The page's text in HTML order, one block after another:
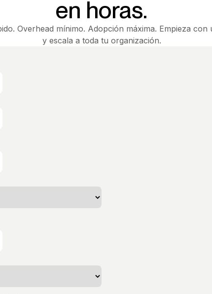
en horas.
Overhead mínimo. Adopción máxima. Empieza
y escala a toda tu organización.